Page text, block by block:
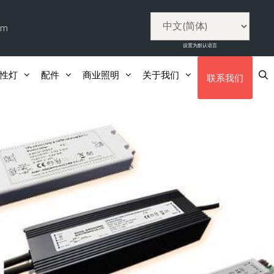
设置为默认语言
灯 配件 商业照明 关于我们 联系我们